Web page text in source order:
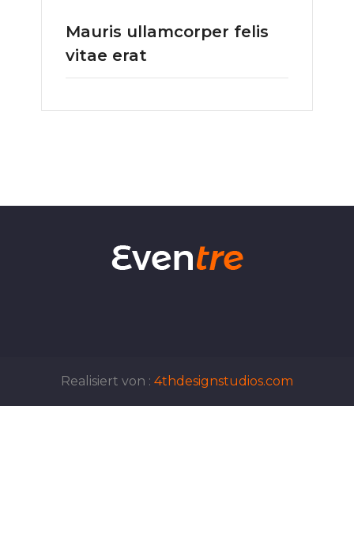
Mauris ullamcorper felis
vitae erat
Realisiert von : 4thdesignstudios.com